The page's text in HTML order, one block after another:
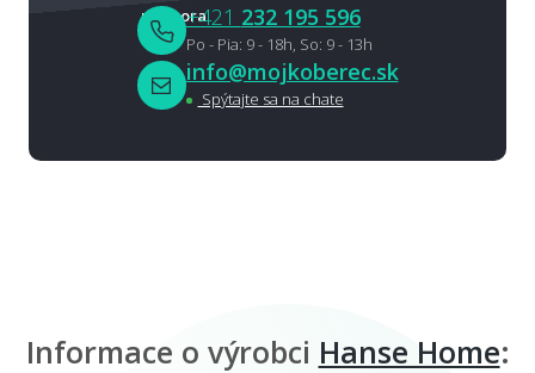
+421 232 195 596
Po - Pia: 9 - 18h, So: 9 - 13h
info@mojkoberec.sk
Spýtajte sa na chate
Informace o výrobci Hanse Home: